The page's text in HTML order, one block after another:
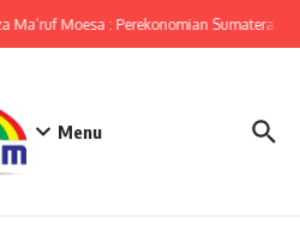
Ma’ruf Moesa : Perekonomian Sumatera
Menu